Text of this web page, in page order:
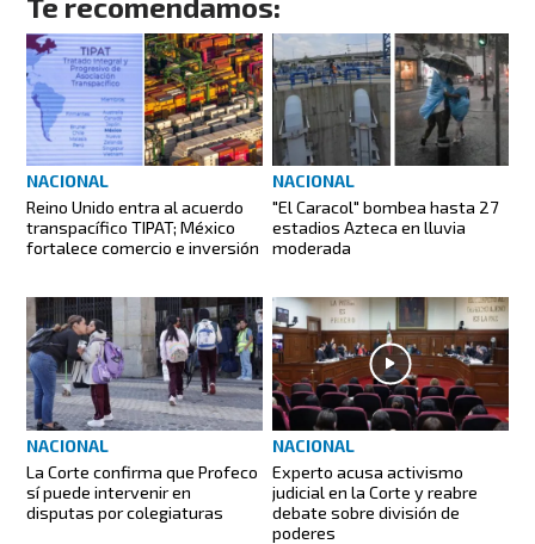
NACIONAL
Reino Unido entra al acuerdo
transpacífico TIPAT; México
fortalece comercio e inversión
NACIONAL
"El Caracol" bombea hasta 27
estadios Azteca en lluvia
moderada
NACIONAL
La Corte confirma que Profeco
sí puede intervenir en
disputas por colegiaturas
NACIONAL
Experto acusa activismo
judicial en la Corte y reabre
debate sobre división de
poderes